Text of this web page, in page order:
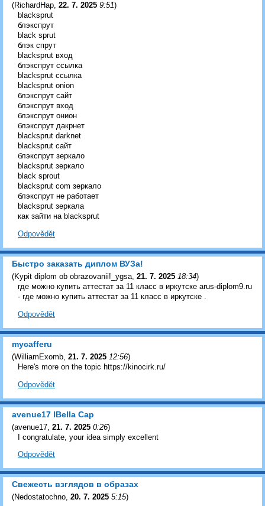
(RichardHap, 22. 7. 2025 9:51)
blacksprut
блэкспрут
black sprut
блэк спрут
blacksprut вход
блэкспрут ссылка
blacksprut ссылка
blacksprut onion
блэкспрут сайт
блэкспрут вход
блэкспрут онион
блэкспрут дакрнет
blacksprut darknet
blacksprut сайт
блэкспрут зеркало
blacksprut зеркало
black sprout
blacksprut com зеркало
блэкспрут не работает
blacksprut зеркала
как зайти на blacksprut
Odpovědět
Быстро заказать диплом ВУЗа!
(Kypit diplom ob obrazovanii!_ygsa, 21. 7. 2025 18:34)
где можно купить аттестат за 11 класс в иркутске arus-diplom9.ru
- где можно купить аттестат за 11 класс в иркутске .
Odpovědět
mycafferu
(WilliamExomb 21. 7. 2025 12:56)
Here's more on the topic https://kinocirk.ru/
Odpovědět
avenue17 lBella Cap
(avenue17 21. 7. 2025 0:26)
I congratulate, your idea simply excellent
Odpovědět
Свежесть взглядов в образах
(Nedostatochno, 20. 7. 2025 5:15)